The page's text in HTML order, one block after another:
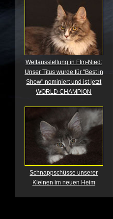
Weltausstellung in Ffm-Nied:
Unser Titus wurde für "Best in
Show" nominiert und ist jetzt
WORLD CHAMPION
Schnappschüsse unserer
Kleinen im neuen Heim